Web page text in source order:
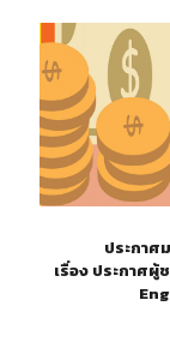
ประกาศ
เรื่อง ประกาศผู้